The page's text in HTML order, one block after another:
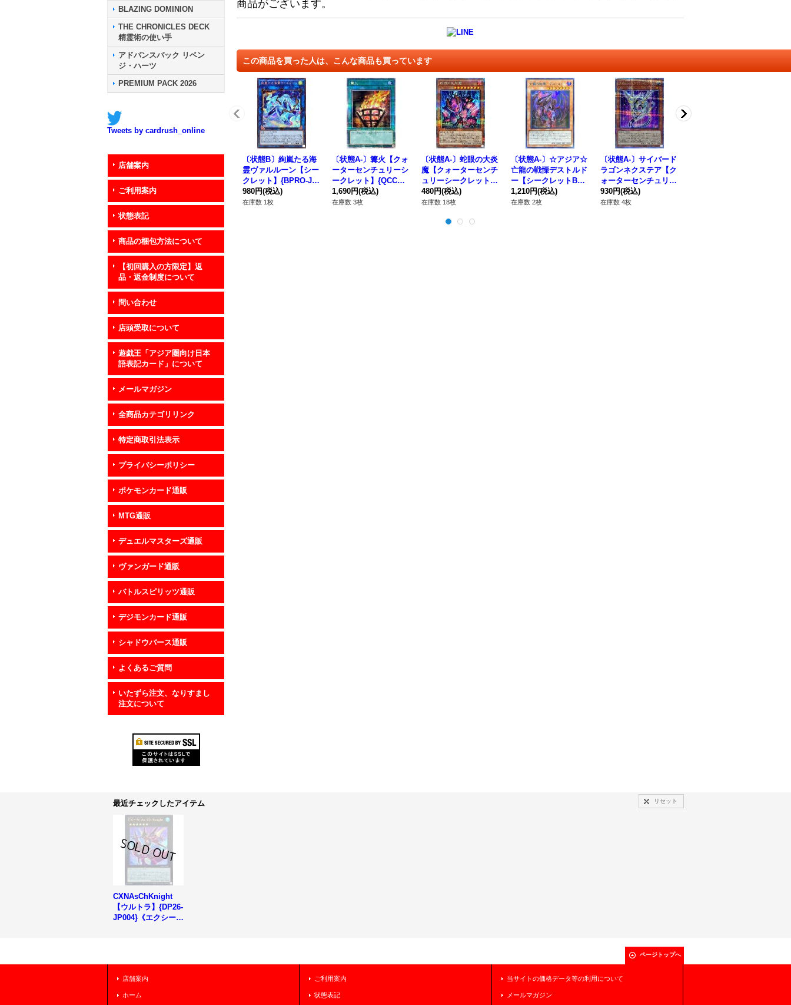
BLAZING DOMINION
THE CHRONICLES DECK
精霊術の使い手
アドバンスパック リベン
ジ・ハーツ
PREMIUM PACK 2026
Tweets by cardrush_online
店舗案内
ご利用案内
状態表記
商品の梱包方法について
【初回購入の方限定】返
品・返金制度について
問い合わせ
店頭受取について
遊戯王「アジア圏向け日本
語表記カード」について
メールマガジン
全商品カテゴリリンク
特定商取引法表示
プライバシーポリシー
ポケモンカード通販
MTG通販
デュエルマスターズ通販
ヴァンガード通販
バトルスピリッツ通販
デジモンカード通販
シャドウバース通販
よくあるご質問
いたずら注文、なりすまし
注文について
商品がございます。
この商品を買った人は、こんな商品も買っています
〔状態B〕絢嵐たる海
霊ヴァルルーン【シー
クレット】{BPRO-JP
049}《リンク》
980円(税込)
在庫数 1枚
〔状態A-〕篝火【クォ
ーターセンチュリーシ
ークレット】{QCCP-J
P198}《魔法》
1,690円(税込)
在庫数 3枚
〔状態A-〕蛇眼の大炎
魔【クォーターセンチ
ュリーシークレット】
{LEDE-JP011}《モン
スター》
480円(税込)
在庫数 18枚
〔状態A-〕☆アジア☆
亡龍の戦慄デストルド
ー【シークレットBLU
EVer.】{アジア24TP-J
P117}《モンスター》
1,210円(税込)
在庫数 2枚
〔状態A-〕サイバード
ラゴンネクステア【ク
ォーターセンチュリー
シークレット】{QCC
P-JP018}《モンスタ
930円(税込)
在庫数 4枚
最近チェックしたアイテム リセット
CXNAsChKnight
【ウルトラ】{DP26-
JP004}《エクシー
ページトップへ
店舗案内
ホーム
ご利用案内
状態表記
当サイトの価格データ等の利用について
メールマガジン